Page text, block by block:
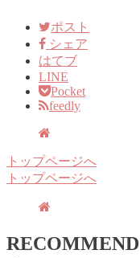
ポスト
シェア
はてブ
LINE
Pocket
feedly
トップページへ
トップページへ
RECOMMEND